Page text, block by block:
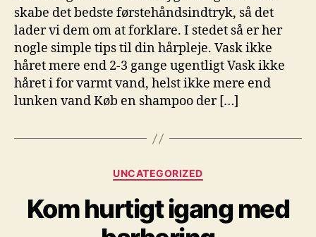
skabe det bedste førstehåndsindtryk, så det
lader vi dem om at forklare. I stedet så er her
nogle simple tips til din hårpleje. Vask ikke
håret mere end 2-3 gange ugentligt Vask ikke
håret i for varmt vand, helst ikke mere end
lunken vand Køb en shampoo der […]
Kategorier
UNCATEGORIZED
Kom hurtigt igang med